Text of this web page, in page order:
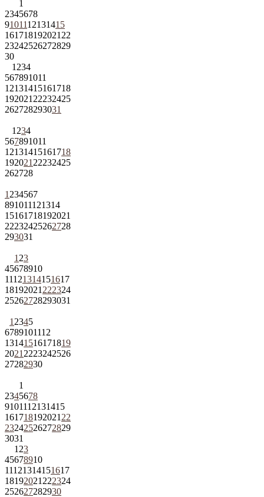
1
2345678
9101112131415
161718192021 22
23242526272829
30
1 234
567891011
12131415161718
192021 22232425
262728293031
1 234
567891011
12131415161718
192021 22232425
262728
1 234567
891011121314
15161718192021
22232425262728
293031
1 23
45678910
11121314151617
18192021 222324
25262728293031
1 2345
6789101112
13141516171819
2021 2223242526
27282930
1
2345678
9101112131415
161718192021 22
23242526272829
3031
1 23
45678910
11121314151617
18192021 222324
252627282930